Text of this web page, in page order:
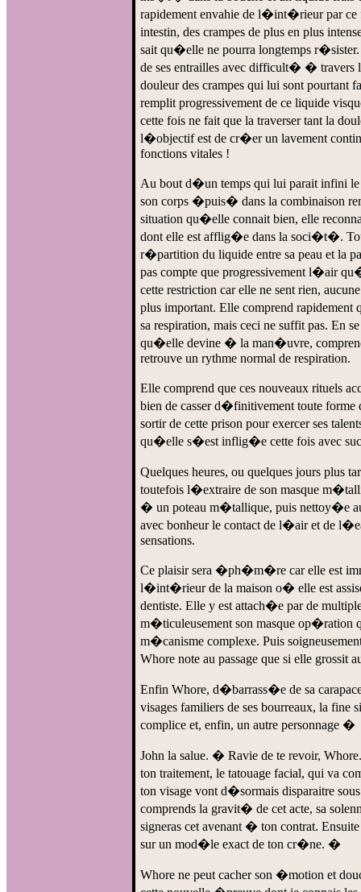
rapidement envahie de l�int�rieur par ce
intestin, des crampes de plus en plus
sait qu�elle ne pourra longtemps
de ses entrailles avec difficult� � travers
douleur des crampes qui lui sont pourtant
remplit progressivement de ce liquide
cette fois ne fait que la traverser tant la
l�objectif est de cr�er un lavement
fonctions vitales !
Au bout d�un temps qui lui parait infini
son corps �puis� dans la combinaison
situation qu�elle connait bien, elle
dont elle est afflig�e dans la soci�t�.
r�partition du liquide entre sa peau et la
pas compte que progressivement l�air
cette restriction car elle ne sent rien,
plus important. Elle comprend
sa respiration, mais ceci ne suffit pas.
qu�elle devine � la man�uvre,
retrouve un rythme normal de respiration.
Elle comprend que ces nouveaux rituels
bien de casser d�finitivement toute
sortir de cette prison pour exercer ses
qu�elle s�est inflig�e cette fois avec
Quelques heures, ou quelques jours plus
toutefois l�extraire de son masque
� un poteau m�tallique, puis nettoy�e
avec bonheur le contact de l�air et de
sensations.
Ce plaisir sera �ph�m�re car elle est
l�int�rieur de la maison o� elle est
dentiste. Elle y est attach�e par de
m�ticuleusement son masque op�ration
m�canisme complexe. Puis
Whore note au passage que si elle grossit
Enfin Whore, d�barrass�e de sa
visages familiers de ses bourreaux, la
complice et, enfin, un autre personnage �
John la salue. � Ravie de te revoir,
ton traitement, le tatouage facial, qui va
ton visage vont d�sormais disparaitre
comprends la gravit� de cet acte, sa
signeras cet avenant � ton contrat.
sur un mod�le exact de ton cr�ne. �
Whore ne peut cacher son �motion et